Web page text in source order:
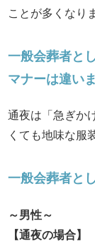
ことが多くなり
一般会葬者と
マナーは違い
通夜は「急ぎか
くても地味な服
一般会葬者と
～男性～
【通夜の場合】